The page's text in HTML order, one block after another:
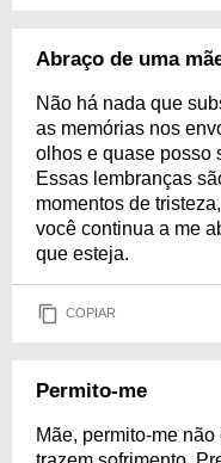
Abraço de uma
Não há nada que
as memórias nos
olhos e quase posso
Essas lembranças
momentos de
você continua a me
que esteja.
COPIAR
Permito-me
Mãe, permito-me